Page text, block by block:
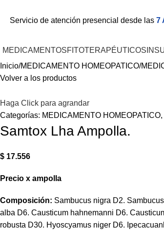
Servicio de atención presencial desde las 7
MEDICAMENTOSFITOTERAPÉUTICOS
Inicio MEDICAMENTO HOMEOPATICO
Volver a los productos
Haga Click para agrandar
Categorías: MEDICAMENTO HOMEOPATICO,
Samtox Lha Ampolla.
$ 17.556
Precio x ampolla
Composición: Sambucus nigra D2.
alba D6. Causticum hahnemanni D6.
robusta D30. Hyoscyamus niger D6.